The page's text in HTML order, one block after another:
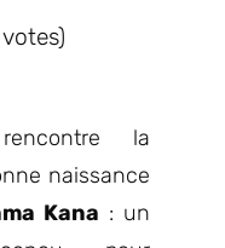
la
naissance
Kana : un